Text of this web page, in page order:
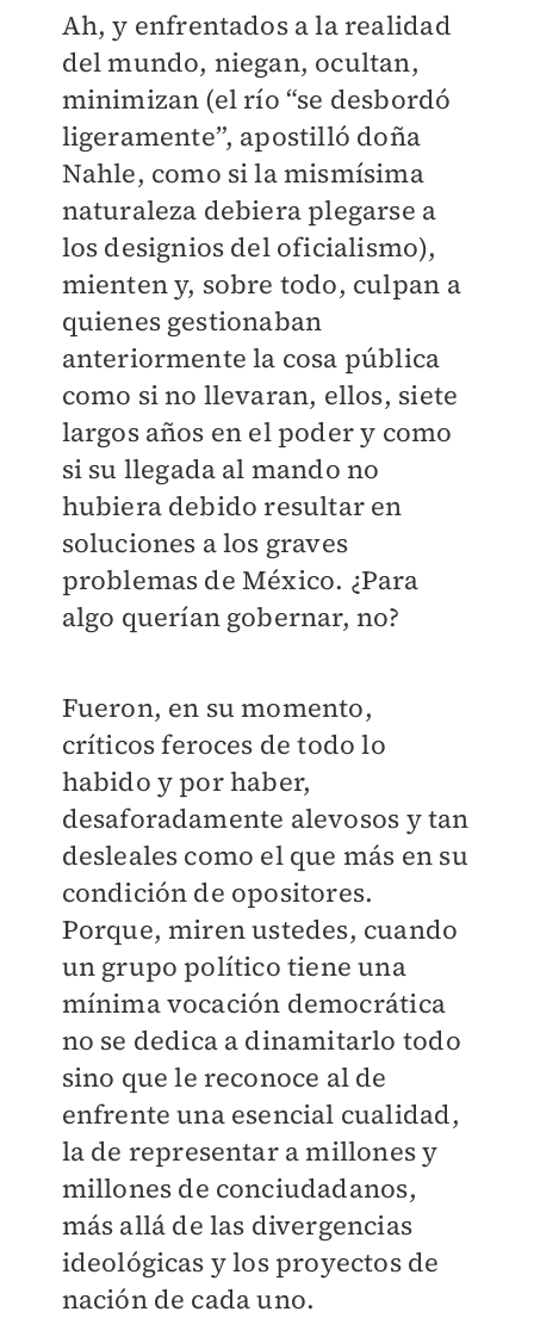
Ah, y enfrentados a la realidad
del mundo, niegan, ocultan,
minimizan (el río “se desbordó
ligeramente”, apostilló doña
Nahle, como si la mismísima
naturaleza debiera plegarse a
los designios del oficialismo),
mienten y, sobre todo, culpan a
quienes gestionaban
anteriormente la cosa pública
como si no llevaran, ellos, siete
largos años en el poder y como
si su llegada al mando no
hubiera debido resultar en
soluciones a los graves
problemas de México. ¿Para
algo querían gobernar, no?
Fueron, en su momento,
críticos feroces de todo lo
habido y por haber,
desaforadamente alevosos y tan
desleales como el que más en su
condición de opositores.
Porque, miren ustedes, cuando
un grupo político tiene una
mínima vocación democrática
no se dedica a dinamitarlo todo
sino que le reconoce al de
enfrente una esencial cualidad,
la de representar a millones y
millones de conciudadanos,
más allá de las divergencias
ideológicas y los proyectos de
nación de cada uno.